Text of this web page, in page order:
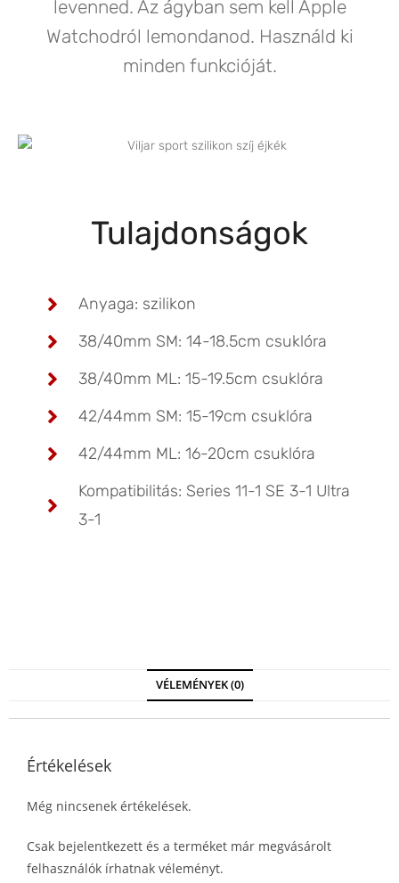
levenned. Az ágyban sem kell Apple
Watchodról lemondanod. Használd ki
minden funkcióját.
Tulajdonságok
Anyaga: szilikon
38/40mm SM: 14-18.5cm csuklóra
38/40mm ML: 15-19.5cm csuklóra
42/44mm SM: 15-19cm csuklóra
42/44mm ML: 16-20cm csuklóra
Kompatibilitás: Series 11-1 SE 3-1 Ultra
3-1
VÉLEMÉNYEK (0)
Értékelések
Még nincsenek értékelések.
Csak bejelentkezett és a terméket már megvásárolt
felhasználók írhatnak véleményt.